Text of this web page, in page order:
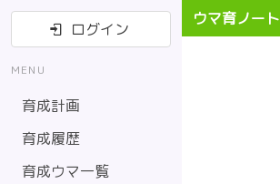
ウマ育ノート
ログイン
MENU
育成計画
育成履歴
育成ウマ一覧